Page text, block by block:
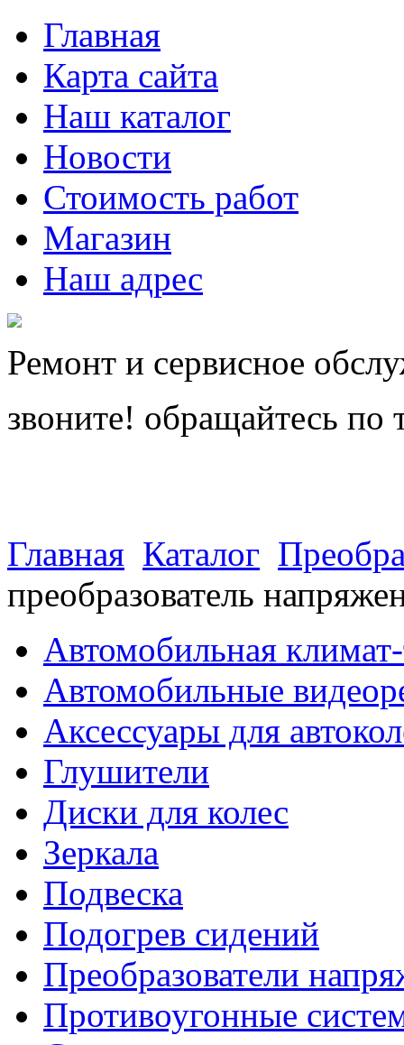
Главная
Карта сайта
Наш каталог
Новости
Стоимость работ
Магазин
Наш адрес
Ремонт и сервисное
звоните! обращайтесь по
Главная Каталог
преобразователь
Автомобильная
Автомобильные
Аксессуары для
Глушители
Диски для колес
Зеркала
Подвеска
Подогрев сидений
Преобразователи
Противоугонные